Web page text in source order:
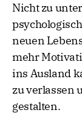
Nicht zu
neuen
mehr
ins Ausland
zu verlassen
gestalten.